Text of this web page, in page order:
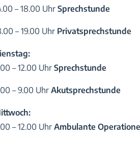
– 18.00 UhrSprechstunde
– 19.00 Uhr Privatsprechstunde
– 12.00 UhrSprechstunde
– 9.00 UhrAkutsprechstunde
– 12.00 UhrAmbulante